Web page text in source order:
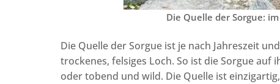
Die Quelle der Sorgue:
Die Quelle der Sorgue ist je nach Jahreszeit
trockenes, felsiges Loch. So ist die Sorgue
oder tobend und wild. Die Quelle ist